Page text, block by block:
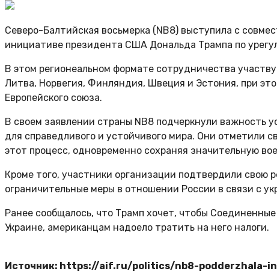
Северо-Балтийская восьмерка (NB8) выступила с
инициативе президента США Дональда Трампа по
В этом регионеальном формате сотрудничества
Литва, Норвегия, Финляндия, Швеция и Эстония, при
Европейского союза.
В своем заявлении страны NB8 подчеркнули важность
для справедливого и устойчивого мира. Они отметили
этот процесс, одновременно сохраняя значительную
Кроме того, участники организации подтвердили
ограничительные меры в отношении России в связи с
Ранее сообщалось, что Трамп хочет, чтобы
Украине, американцам надоело тратить на него налоги.
Источник: https://aif.ru/politics/nb8-podderzhala-